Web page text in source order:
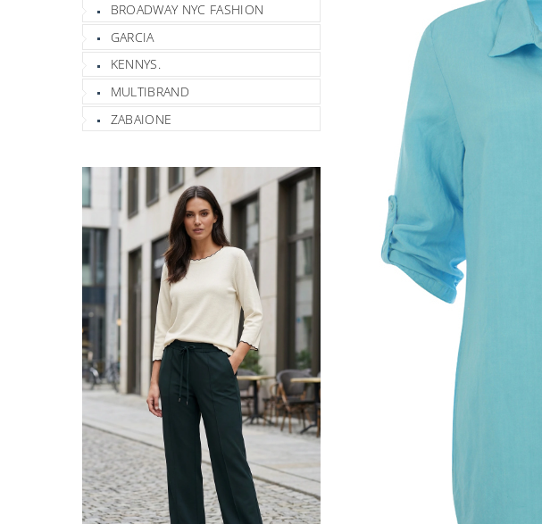
BROADWAY NYC FASHION
GARCIA
KENNYS.
MULTIBRAND
ZABAIONE